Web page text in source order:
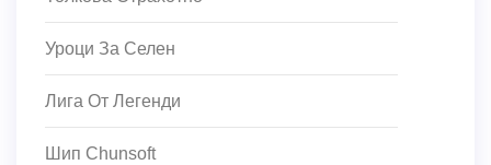
Уроци За Селен
Лига От Легенди
Шип Chunsoft